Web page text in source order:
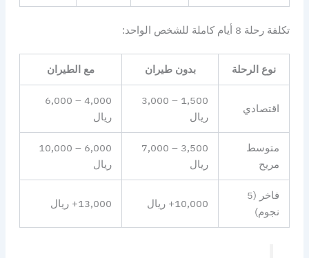
تكلفة رحلة 8 أيام كاملة للشخص الواحد:
نوع الرحلة بدون طيران مع الطيران
اقتصادي
1,500 – 3,000
ريال
4,000 – 6,000
ريال
متوسط
مريح
3,500 – 7,000
ريال
6,000 – 10,000
ريال
فاخر (5
نجوم)
10,000+ ريال 13,000+ ريال